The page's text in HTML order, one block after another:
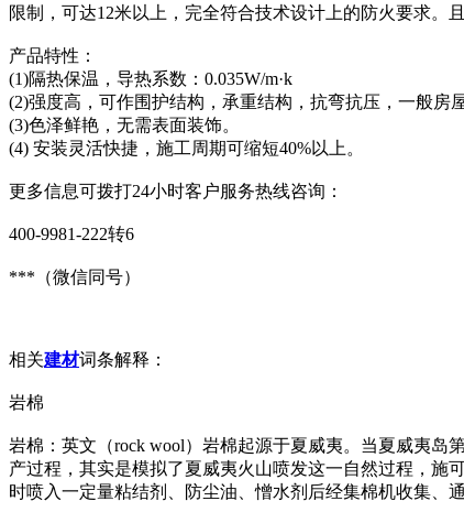
限制，可达12米以上，完全符合技术设计上的防火要求。
产品特性：
(1)隔热保温，导热系数：0.035W/m·k
(2)强度高，可作围护结构，承重结构，抗弯抗压，一般房
(3)色泽鲜艳，无需表面装饰。
(4) 安装灵活快捷，施工周期可缩短40%以上。
更多信息可拨打24小时客户服务热线咨询：
400-9981-222转6
***（微信同号）
相关建材词条解释：
岩棉
岩棉：英文（rock wool）岩棉起源于夏威夷。当夏威夷
产过程，其实是模拟了夏威夷火山喷发这一自然过程，施
时喷入一定量粘结剂、防尘油、憎水剂后经集棉机收集、